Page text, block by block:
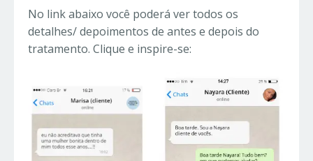
No link abaixo você poderá ver todos os
detalhes/ depoimentos de antes e depois do
tratamento. Clique e inspire-se: